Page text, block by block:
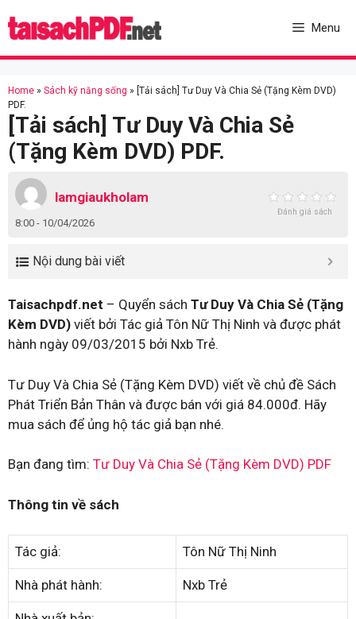
to
Menu
Home » Sách kỹ năng sống » [Tải sách] Tư Duy Và Chia Sẻ (Tặng Kèm DVD)
PDF.
[Tải sách] Tư Duy Và Chia Sẻ
(Tặng Kèm DVD) PDF.
lamgiaukholam
8:00 - 10/04/2026
Đánh giá sách
Nội dung bài viết
Taisachpdf.net – Quyển sách Tư Duy Và Chia Sẻ (Tặng
Kèm DVD) viết bởi Tác giả Tôn Nữ Thị Ninh và được phát
hành ngày 09/03/2015 bởi Nxb Trẻ.
Tư Duy Và Chia Sẻ (Tặng Kèm DVD) viết về chủ đề Sách
Phát Triển Bản Thân và được bán với giá 84.000đ. Hãy
mua sách để ủng hộ tác giả bạn nhé.
Bạn đang tìm: Tư Duy Và Chia Sẻ (Tặng Kèm DVD) PDF
Thông tin về sách
Tác giả: Tôn Nữ Thị Ninh
Nhà phát hành: Nxb Trẻ